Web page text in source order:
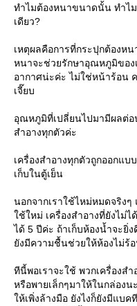
ทำไมต้องหนาขนาดนั้น ทำไ
เดียว?
เหตุผลคือการที่กระปุกต้องห
หนาจะช่วยรักษาอุณหภูมิของ
อากาศน่ะค่ะ ไม่ใช่หน้าร้อน
เจี๊ยบ
อุณหภูมิที่เปลี่ยนไปมามีผลต่อ
สำอางทุกตัวค่ะ
เครื่องสำอางทุกตัวถูกออกแ
เก็บในตู้เย็น
นอกจากเราใช้ไหม่หมดจริงๆ
ใช้ใหม่ เครื่องสำอางที่ยังไม่
ได้ 5 ปีค่ะ ถ้าเก็บห้องน้ำจะยิ่
ยังมีความชื้นช่วยให้ห้องไม่ร้
ทีนี้พอเราจะใช้ พวกเครื่องส
หรือพายเล็กๆมาให้ในกล่องน
ให้เพิ่งล้างมือ ยังไงก็ยังมีแบ